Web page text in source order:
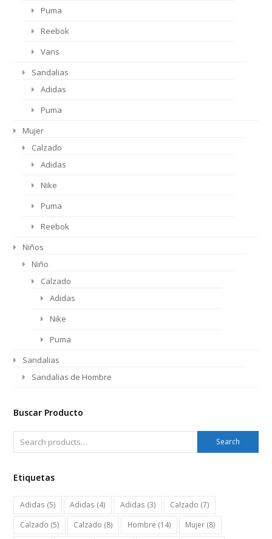
Puma
Reebok
Vans
Sandalias
Adidas
Puma
Mujer
Calzado
Adidas
Nike
Puma
Reebok
Niños
Niño
Calzado
Adidas
Nike
Puma
Sandalias
Sandalias de Hombre
Buscar Producto
Search
Etiquetas
Adidas (5) Adidas (4) Adidas (3) Calzado (7)
Calzado (5) Calzado (8) Hombre (14) Mujer(8)